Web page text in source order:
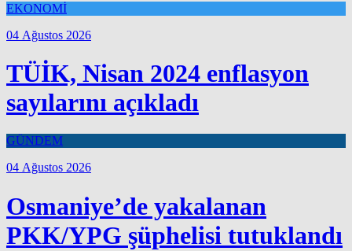
EKONOMİ
04 Ağustos 2026
TÜİK, Nisan 2024 enflasyon
sayılarını açıkladı
GÜNDEM
04 Ağustos 2026
Osmaniye’de yakalanan
PKK/YPG şüphelisi tutuklandı